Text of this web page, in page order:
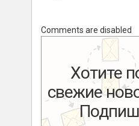
Comments are disabled
Хотите
свежие